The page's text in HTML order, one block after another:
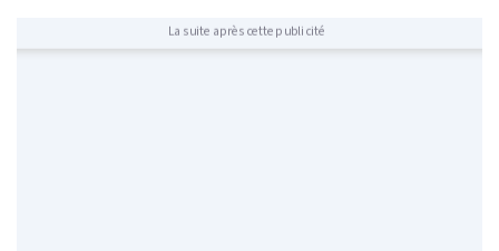
La suite après cette publicité